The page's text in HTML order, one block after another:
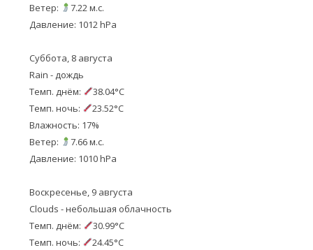
Ветер:
7.22 м.с.
Давление: 1012 hPa
Суббота, 8 августа
Rain - дождь
Темп. днём:
38.04°C
Темп. ночь:
23.52°C
Влажность: 17%
Ветер:
7.66 м.с.
Давление: 1010 hPa
Воскресенье, 9 августа
Clouds - небольшая облачность
Темп. днём:
30.99°C
Темп. ночь:
24.45°C